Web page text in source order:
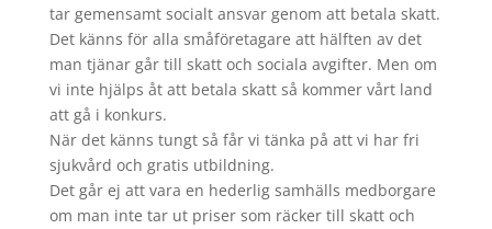
tar gemensamt socialt ansvar genom att betala skatt.
Det känns för alla småföretagare att hälften av det
man tjänar går till skatt och sociala avgifter. Men om
vi inte hjälps åt att betala skatt så kommer vårt land
att gå i konkurs.
När det känns tungt så får vi tänka på att vi har fri
sjukvård och gratis utbildning.
Det går ej att vara en hederlig samhälls medborgare
om man inte tar ut priser som räcker till skatt och